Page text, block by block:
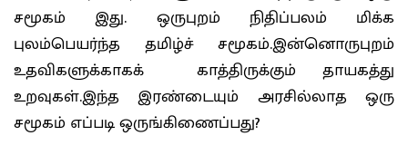
சமூகம் இது. ஒருபுறம் நிதிப்பலம் மிக்க
புலம்பெயர்ந்த தமிழ்ச் சமூகம்.இன்னொருபுறம்
உதவிகளுக்காகக் காத்திருக்கும் தாயகத்து
உறவுகள்.இந்த இரண்டையும் அரசில்லாத ஒரு
சமூகம் எப்படி ஒருங்கிணைப்பது?